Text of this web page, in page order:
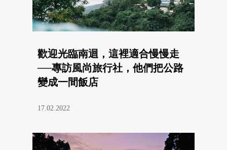
歡迎光臨南迴，這裡適合慢慢走
──專訪風尚旅行社，他們把公路
變成一間飯店
17.02.2022